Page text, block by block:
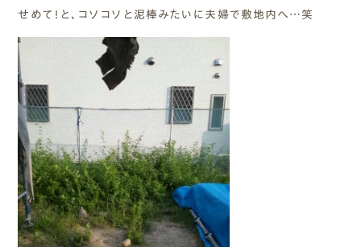
せめて！と、コソコソと泥棒みたいに夫婦で敷地内へ…笑